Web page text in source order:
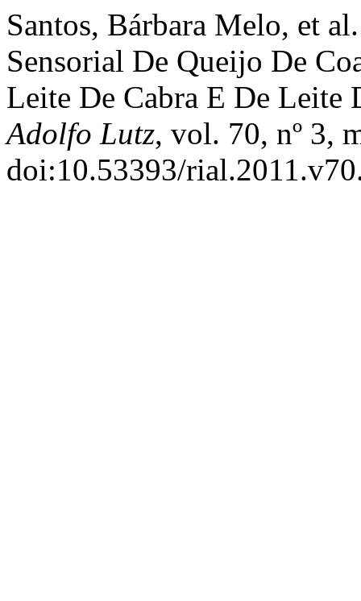
Santos, Bárbara Melo, et
Sensorial De Queijo De
Leite De Cabra E De Leite
Adolfo Lutz, vol. 70, nº 3,
doi:10.53393/